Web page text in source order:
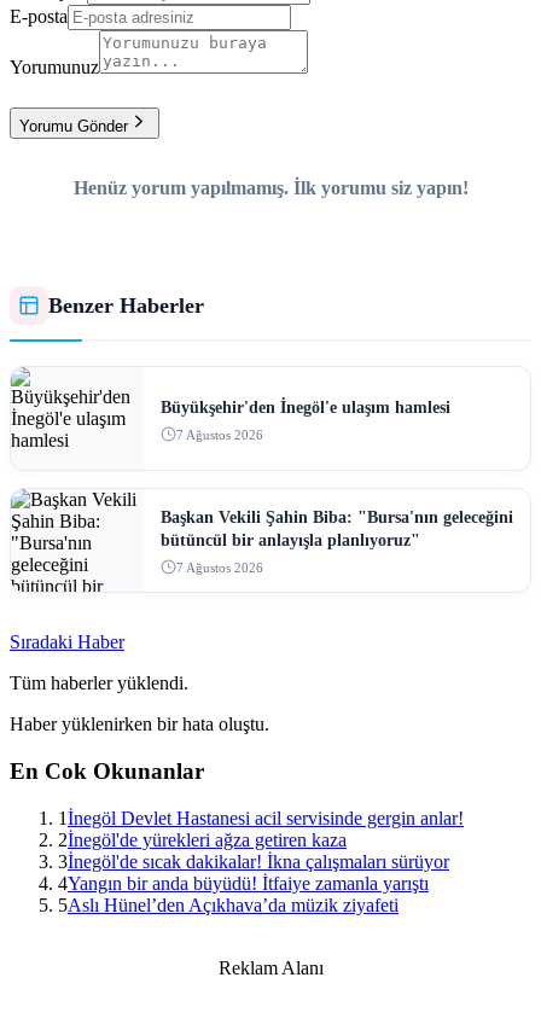
E-posta
Yorumunuz
Yorumu Gönder
Henüz yorum yapılmamış. İlk yorumu siz yapın!
Benzer Haberler
Büyükşehir'den İnegöl'e ulaşım hamlesi
7 Ağustos 2026
Başkan Vekili Şahin Biba: "Bursa'nın geleceğini
bütüncül bir anlayışla planlıyoruz"
7 Ağustos 2026
Sıradaki Haber
Tüm haberler yüklendi.
Haber yüklenirken bir hata oluştu.
En Cok Okunanlar
1İnegöl Devlet Hastanesi acil servisinde gergin anlar!
2İnegöl'de yürekleri ağza getiren kaza
3İnegöl'de sıcak dakikalar! İkna çalışmaları sürüyor
4Yangın bir anda büyüdü! İtfaiye zamanla yarıştı
5Aslı Hünel’den Açıkhava’da müzik ziyafeti
Reklam Alanı